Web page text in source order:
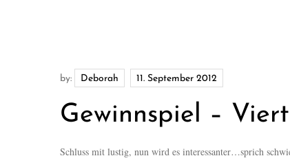
by: Deborah
Gewinnspiel –
Schluss mit lustig, nun wird es interessanter…sprich